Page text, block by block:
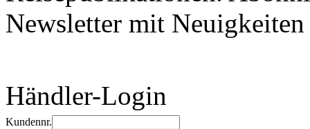
Newsletter mit
Händler-Login
Kundennr.